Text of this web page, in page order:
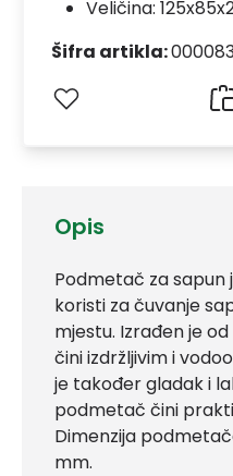
Opis
Podmetač za
koristi za čuvanje
mjestu. Izrađen je
čini izdržljivim i
je također gladak i
podmetač čini
Dimenzija
mm.
Veličina:
Šifra artikla: